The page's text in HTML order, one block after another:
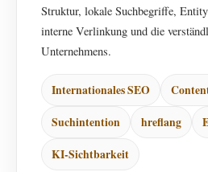
Struktur, lokale Suchbegriffe,
interne Verlinkung und die
Unternehmens.
Internationales SEO
Suchintention
hreflang
KI-Sichtbarkeit